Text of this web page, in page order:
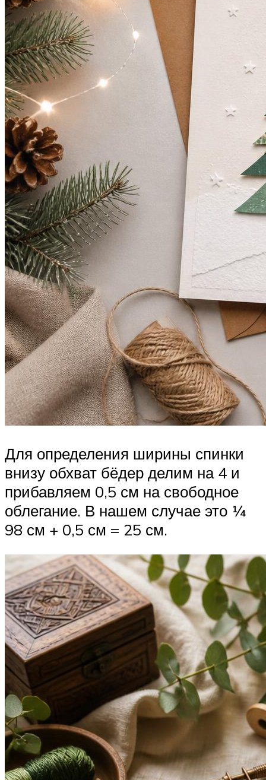
Для определения ширины спинки
внизу обхват бёдер делим на 4 и
прибавляем 0,5 см на свободное
облегание. В нашем случае это 1⁄4
98 см + 0,5 см = 25 см.